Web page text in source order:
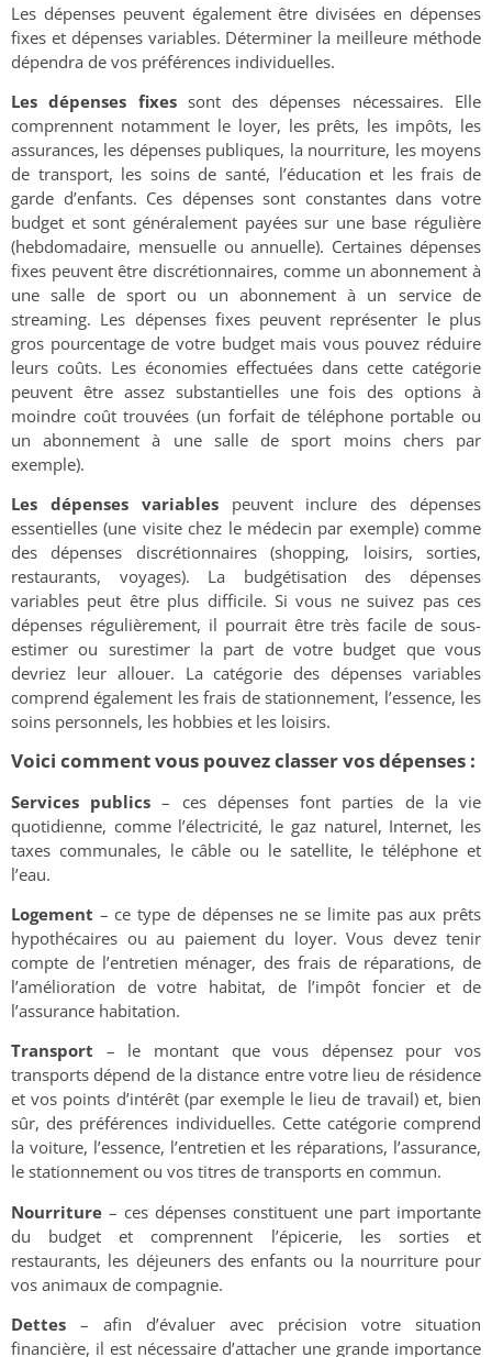
Les dépenses peuvent également être divisées en dépenses
fixes et dépenses variables. Déterminer la meilleure méthode
dépendra de vos préférences individuelles.
Les dépenses fixessont des dépenses nécessaires. Elle
comprennent notamment le loyer, les prêts, les impôts, les
assurances, les dépenses publiques, la nourriture, les moyens
de transport, les soins de santé, l’éducation et les frais de
garde d’enfants. Ces dépenses sont constantes dans votre
budget et sont généralement payées sur une base régulière
(hebdomadaire, mensuelle ou annuelle). Certaines dépenses
fixes peuvent être discrétionnaires, comme un abonnement à
une salle de sport ou un abonnement à un service de
streaming. Les dépenses fixes peuvent représenter le plus
gros pourcentage de votre budget mais vous pouvez réduire
leurs coûts. Les économies effectuées dans cette catégorie
peuvent être assez substantielles une fois des options à
moindre coût trouvées (un forfait de téléphone portable ou
un abonnement à une salle de sport moins chers par
exemple).
Les dépenses variablespeuvent inclure des dépenses
essentielles (une visite chez le médecin par exemple) comme
des dépenses discrétionnaires (shopping, loisirs, sorties,
restaurants, voyages). La budgétisation des dépenses
variables peut être plus difficile. Si vous ne suivez pas ces
dépenses régulièrement, il pourrait être très facile de sous-
estimer ou surestimer la part de votre budget que vous
devriez leur allouer. La catégorie des dépenses variables
comprend également les frais de stationnement, l’essence, les
soins personnels, les hobbies et les loisirs.
Voici comment vous pouvez classer vos dépenses :
Services publics – ces dépenses font parties de la vie
quotidienne, comme l’électricité, le gaz naturel, Internet, les
taxes communales, le câble ou le satellite, le téléphone et
l’eau.
Logement – ce type de dépenses ne se limite pas aux prêts
hypothécaires ou au paiement du loyer. Vous devez tenir
compte de l’entretien ménager, des frais de réparations, de
l’amélioration de votre habitat, de l’impôt foncier et de
l’assurance habitation.
Transport – le montant que vous dépensez pour vos
transports dépend de la distance entre votre lieu de résidence
et vos points d’intérêt (par exemple le lieu de travail) et, bien
sûr, des préférences individuelles. Cette catégorie comprend
la voiture, l’essence, l’entretien et les réparations, l’assurance,
le stationnement ou vos titres de transports en commun.
Nourriture – ces dépenses constituent une part importante
du budget et comprennent l’épicerie, les sorties et
restaurants, les déjeuners des enfants ou la nourriture pour
vos animaux de compagnie.
Dettes – afin d’évaluer avec précision votre situation
financière, il est nécessaire d’attacher une grande importance